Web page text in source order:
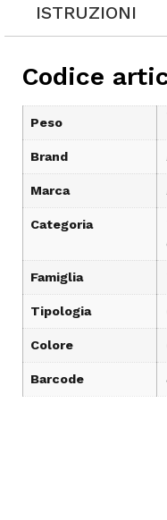
ISTRUZIONI
Codice
Peso
Brand
Marca
Categoria
Famiglia
Tipologia
Colore
Barcode